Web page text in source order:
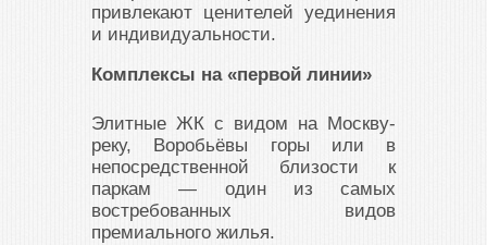
привлекают ценителей уединения
и индивидуальности.
Комплексы на «первой линии»
Элитные ЖК с видом на Москву-
реку, Воробьёвы горы или в
непосредственной близости к
паркам — один из самых
востребованных видов
премиального жилья.